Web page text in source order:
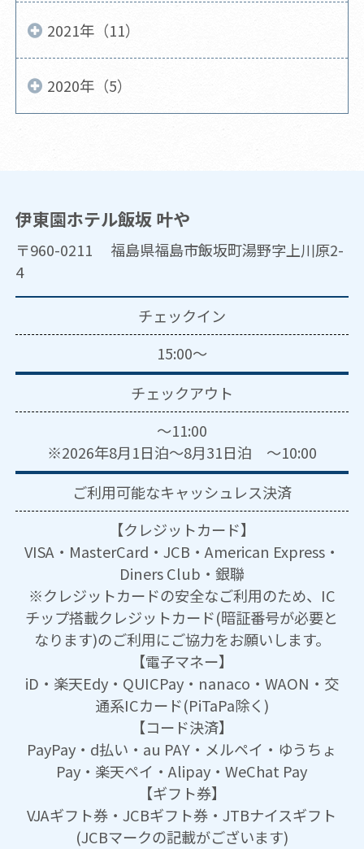
2021年（11）
2020年（5）
伊東園ホテル飯坂 叶や
〒960-0211 福島県福島市飯坂町湯野字上川原2-
4
チェックイン
15:00～
チェックアウト
～11:00
※2026年8月1日泊～8月31日泊 ～10:00
ご利用可能なキャッシュレス決済
【クレジットカード】
VISA・MasterCard・JCB・American Express・
Diners Club・銀聯
※クレジットカードの安全なご利用のため、IC
チップ搭載クレジットカード(暗証番号が必要と
なります)のご利用にご協力をお願いします。
【電子マネー】
iD・楽天Edy・QUICPay・nanaco・WAON・交
通系ICカード(PiTaPa除く)
【コード決済】
PayPay・d払い・au PAY・メルペイ・ゆうちょ
Pay・楽天ペイ・Alipay・WeChat Pay
【ギフト券】
VJAギフト券・JCBギフト券・JTBナイスギフト
(JCBマークの記載がございます)